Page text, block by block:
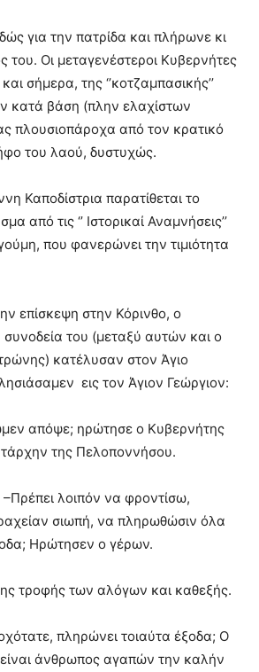
για την πατρίδα και πλήρωνε κι
του. Οι μεταγενέστεροι Κυβερνήτες
και σήμερα, της ‘’κοτζαμπασικής’’
κατά βάση (πλην ελαχίστων
πλουσιοπάροχα από τον κρατικό
του λαού, δυστυχώς.
Καποδίστρια παρατίθεται το
από τις ‘’ Ιστορικαί Αναμνήσεις’’
που φανερώνει την τιμιότητα
επίσκεψη στην Κόρινθο, ο
συνοδεία του (μεταξύ αυτών και ο
κατέλυσαν στον Άγιο
εις τον Άγιον Γεώργιον:
απόψε; ηρώτησε ο Κυβερνήτης
της Πελοποννήσου.
λοιπόν να φροντίσω,
σιωπή, να πληρωθώσιν όλα
Ηρώτησεν ο γέρων.
τροφής των αλόγων και καθεξής.
πληρώνει τοιαύτα έξοδα; Ο
άνθρωπος αγαπών την καλήν